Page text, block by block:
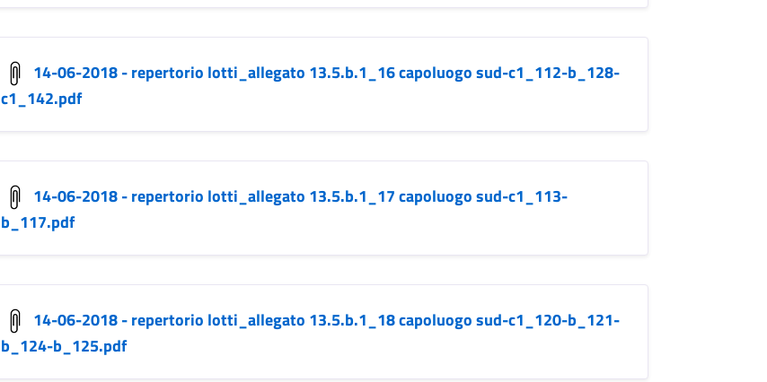
14-06-2018 - repertorio lotti_allegato 13.5.b.1_16 capoluogo sud-c1_112-b_128-
c1_142.pdf
14-06-2018 - repertorio lotti_allegato 13.5.b.1_17 capoluogo sud-c1_113-
b_117.pdf
14-06-2018 - repertorio lotti_allegato 13.5.b.1_18 capoluogo sud-c1_120-b_121-
b_124-b_125.pdf